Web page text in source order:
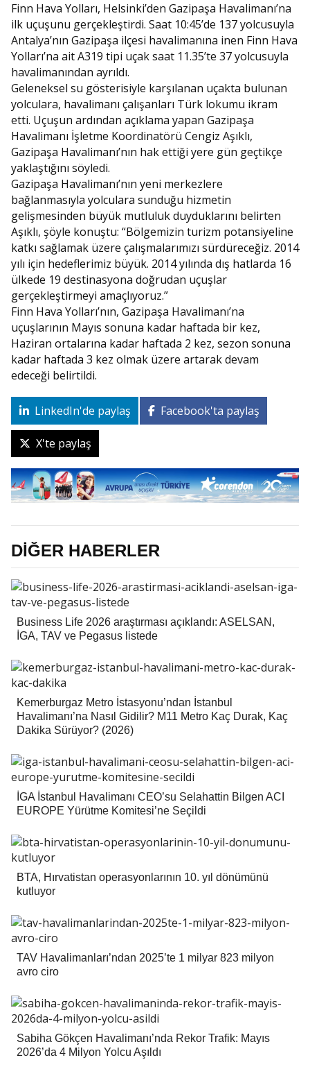
Finn Hava Yolları, Helsinki’den Gazipaşa Havalimanı’na
ilk uçuşunu gerçekleştirdi. Saat 10:45’de 137 yolcusuyla
Antalya’nın Gazipaşa ilçesi havalimanına inen Finn Hava
Yolları’na ait A319 tipi uçak saat 11.35’te 37 yolcusuyla
havalimanından ayrıldı.
Geleneksel su gösterisiyle karşılanan uçakta bulunan
yolculara, havalimanı çalışanları Türk lokumu ikram
etti. Uçuşun ardından açıklama yapan Gazipaşa
Havalimanı İşletme Koordinatörü Cengiz Aşıklı,
Gazipaşa Havalimanı’nın hak ettiği yere gün geçtikçe
yaklaştığını söyledi.
Gazipaşa Havalimanı’nın yeni merkezlere
bağlanmasıyla yolculara sunduğu hizmetin
gelişmesinden büyük mutluluk duyduklarını belirten
Aşıklı, şöyle konuştu: “Bölgemizin turizm potansiyeline
katkı sağlamak üzere çalışmalarımızı sürdüreceğiz. 2014
yılı için hedeflerimiz büyük. 2014 yılında dış hatlarda 16
ülkede 19 destinasyona doğrudan uçuşlar
gerçekleştirmeyi amaçlıyoruz.”
Finn Hava Yolları’nın, Gazipaşa Havalimanı’na
uçuşlarının Mayıs sonuna kadar haftada bir kez,
Haziran ortalarına kadar haftada 2 kez, sezon sonuna
kadar haftada 3 kez olmak üzere artarak devam
edeceği belirtildi.
LinkedIn'de paylaş Facebook'ta paylaş
X'te paylaş
DİĞER HABERLER
Business Life 2026 araştırması açıklandı: ASELSAN,
İGA, TAV ve Pegasus listede
Kemerburgaz Metro İstasyonu’ndan İstanbul
Havalimanı’na Nasıl Gidilir? M11 Metro Kaç Durak, Kaç
Dakika Sürüyor? (2026)
İGA İstanbul Havalimanı CEO’su Selahattin Bilgen ACI
EUROPE Yürütme Komitesi’ne Seçildi
BTA, Hırvatistan operasyonlarının 10. yıl dönümünü
kutluyor
TAV Havalimanları’ndan 2025’te 1 milyar 823 milyon
avro ciro
Sabiha Gökçen Havalimanı’nda Rekor Trafik: Mayıs
2026’da 4 Milyon Yolcu Aşıldı